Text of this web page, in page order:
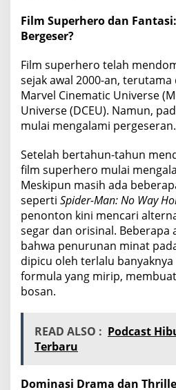
Film Superhero dan
Bergeser?
Film superhero telah
sejak awal 2000-an,
Marvel Cinematic Universe
Universe (DCEU). Namun,
mulai mengalami pergeseran.
Setelah bertahun-tahun
film superhero mulai
Meskipun masih ada
seperti Spider-Man: No Way
penonton kini mencari
segar dan orisinal. Beberapa
bahwa penurunan minat
dipicu oleh terlalu
formula yang mirip,
bosan.
READ ALSO : Podcast
Terbaru
Dominasi Drama dan